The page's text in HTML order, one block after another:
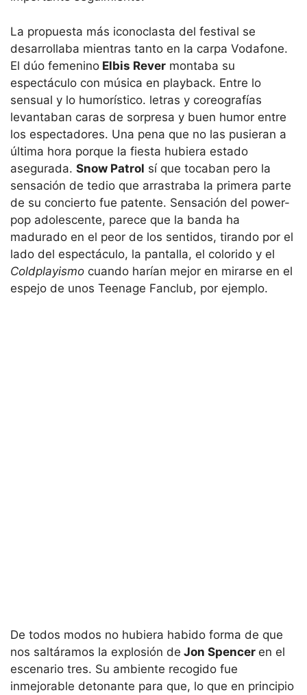
La propuesta más iconoclasta del festival se
desarrollaba mientras tanto en la carpa Vodafone.
El dúo femenino Elbis Rever montaba su
espectáculo con música en playback. Entre lo
sensual y lo humorístico. letras y coreografías
levantaban caras de sorpresa y buen humor entre
los espectadores. Una pena que no las pusieran a
última hora porque la fiesta hubiera estado
asegurada. Snow Patrol sí que tocaban pero la
sensación de tedio que arrastraba la primera parte
de su concierto fue patente. Sensación del power-
pop adolescente, parece que la banda ha
madurado en el peor de los sentidos, tirando por el
lado del espectáculo, la pantalla, el colorido y el
Coldplayismo cuando harían mejor en mirarse en el
espejo de unos Teenage Fanclub, por ejemplo.
De todos modos no hubiera habido forma de que
nos saltáramos la explosión de Jon Spencer en el
escenario tres. Su ambiente recogido fue
inmejorable detonante para que, lo que en principio